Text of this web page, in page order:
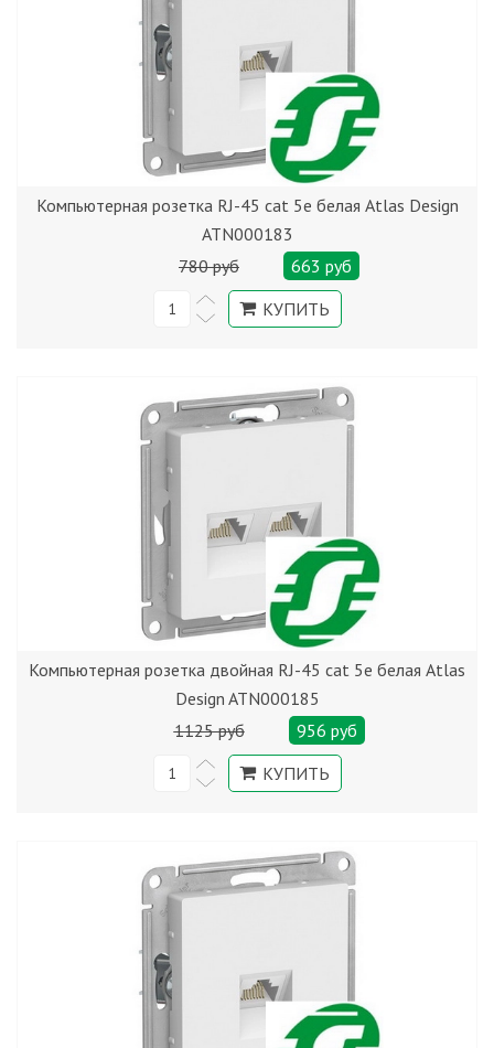
Компьютерная розетка RJ-45 cat 5е белая Atlas Design
ATN000183
780 руб
663 руб
Компьютерная розетка двойная RJ-45 cat 5е белая Atlas
Design ATN000185
1125 руб
956 руб